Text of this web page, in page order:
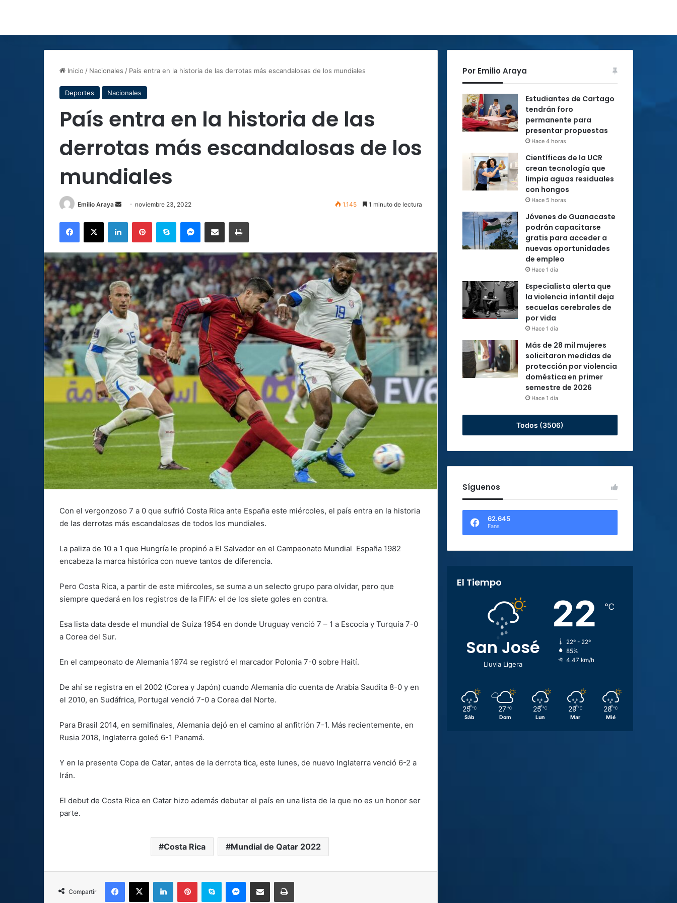
Inicio / Nacionales / País entra en la historia de las derrotas más escandalosas de los mundiales
Deportes Nacionales
País entra en la historia de las
derrotas más escandalosas de los
mundiales
Emilio Araya
Send noviembre 23, 2022 1.145 1 minuto de lectura
Facebook
X LinkedInPinterestSkype MessengerCompartir por correo electrónicoImprimir
Con el vergonzoso 7 a 0 que sufrió Costa Rica ante España este miércoles, el país entra en la historia
de las derrotas más escandalosas de todos los mundiales.
La paliza de 10 a 1 que Hungría le propinó a El Salvador en el Campeonato Mundial España 1982
encabeza la marca histórica con nueve tantos de diferencia.
Pero Costa Rica, a partir de este miércoles, se suma a un selecto grupo para olvidar, pero que
siempre quedará en los registros de la FIFA: el de los siete goles en contra.
Esa lista data desde el mundial de Suiza 1954 en donde Uruguay venció 7 – 1 a Escocia y Turquía 7-0
a Corea del Sur.
En el campeonato de Alemania 1974 se registró el marcador Polonia 7-0 sobre Haití.
De ahí se registra en el 2002 (Corea y Japón) cuando Alemania dio cuenta de Arabia Saudita 8-0 y en
el 2010, en Sudáfrica, Portugal venció 7-0 a Corea del Norte.
Para Brasil 2014, en semifinales, Alemania dejó en el camino al anfitrión 7-1. Más recientemente, en
Rusia 2018, Inglaterra goleó 6-1 Panamá.
Y en la presente Copa de Catar, antes de la derrota tica, este lunes, de nuevo Inglaterra venció 6-2 a
Irán.
El debut de Costa Rica en Catar hizo además debutar el país en una lista de la que no es un honor ser
parte.
Costa Rica Mundial de Qatar 2022
Compartir
Facebook
X LinkedInPinterestSkype MessengerCompartir por correo electrónicoImprimir
Por Emilio Araya
Estudiantes de Cartago
tendrán foro
permanente para
presentar propuestas
Hace 4 horas
Científicas de la UCR
crean tecnología que
limpia aguas residuales
con hongos
Hace 5 horas
Jóvenes de Guanacaste
podrán capacitarse
gratis para acceder a
nuevas oportunidades
de empleo
Hace 1 día
Especialista alerta que
la violencia infantil deja
secuelas cerebrales de
por vida
Hace 1 día
Más de 28 mil mujeres
solicitaron medidas de
protección por violencia
doméstica en primer
semestre de 2026
Hace 1 día
Todos (3506)
Síguenos
62.645
Fans
El Tiempo
San José
Lluvia Ligera
22 ℃
22º - 22º
85%
4.47 km/h
25 ℃
Sáb
27 ℃
Dom
25 ℃
Lun
29 ℃
Mar
28 ℃
Mié